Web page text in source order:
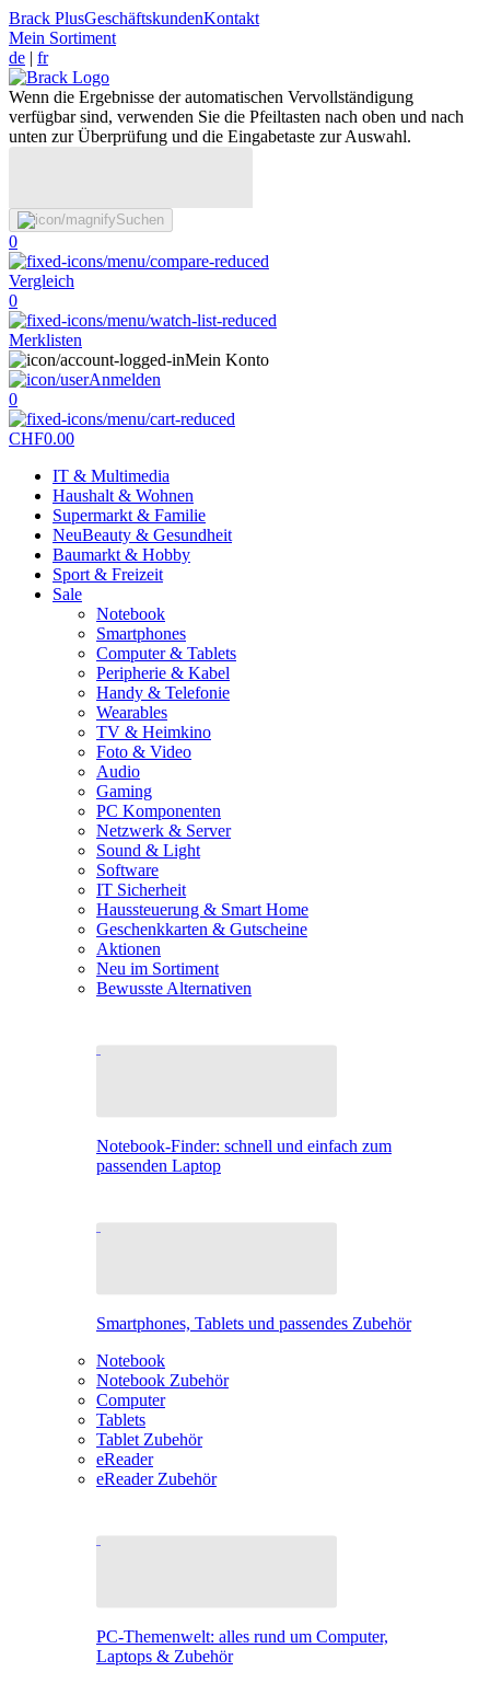
Brack PlusGeschäftskundenKontakt
Mein Sortiment
de | fr
Wenn die Ergebnisse der automatischen Vervollständigung
verfügbar sind, verwenden Sie die Pfeiltasten nach oben und nach
unten zur Überprüfung und die Eingabetaste zur Auswahl.
Suchen
0
Vergleich
0
Merklisten
Mein Konto
Anmelden
0
CHF0.00
IT & Multimedia
Haushalt & Wohnen
Supermarkt & Familie
NeuBeauty & Gesundheit
Baumarkt & Hobby
Sport & Freizeit
Sale
Notebook
Smartphones
Computer & Tablets
Peripherie & Kabel
Handy & Telefonie
Wearables
TV & Heimkino
Foto & Video
Audio
Gaming
PC Komponenten
Netzwerk & Server
Sound & Light
Software
IT Sicherheit
Haussteuerung & Smart Home
Geschenkkarten & Gutscheine
Aktionen
Neu im Sortiment
Bewusste Alternativen
Notebook-Finder: schnell und einfach zum
passenden Laptop
Smartphones, Tablets und passendes Zubehör
Notebook
Notebook Zubehör
Computer
Tablets
Tablet Zubehör
eReader
eReader Zubehör
PC-Themenwelt: alles rund um Computer,
Laptops & Zubehör